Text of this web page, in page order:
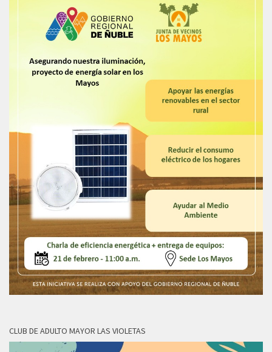
CLUB DE ADULTO MAYOR LAS VIOLETAS